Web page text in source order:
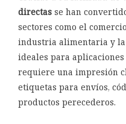
directas se han
sectores como el
industria alimentaria y la
ideales para
requiere una impresión
etiquetas para envíos,
productos perecederos.